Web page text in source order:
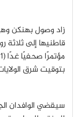
زاد وصول بهنكن
قاطنيها إلى ثلاثة
مؤتمرًا صحفيًا غدًا (1 يونيو
بتوقيت شرق
سيقضي الوافدان